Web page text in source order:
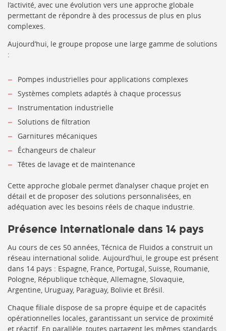
l’activité, avec une évolution vers une approche globale
permettant de répondre à des processus de plus en plus
complexes.
Aujourd’hui, le groupe propose une large gamme de solutions
:
Pompes industrielles pour applications complexes
Systèmes complets adaptés à chaque processus
Instrumentation industrielle
Solutions de filtration
Garnitures mécaniques
Échangeurs de chaleur
Têtes de lavage et de maintenance
Cette approche globale permet d’analyser chaque projet en
détail et de proposer des solutions personnalisées, en
adéquation avec les besoins réels de chaque industrie.
Présence internationale dans 14 pays
Au cours de ces 50 années, Técnica de Fluidos a construit un
réseau international solide. Aujourd’hui, le groupe est présent
dans 14 pays : Espagne, France, Portugal, Suisse, Roumanie,
Pologne, République tchèque, Allemagne, Slovaquie,
Argentine, Uruguay, Paraguay, Bolivie et Brésil.
Chaque filiale dispose de sa propre équipe et de capacités
opérationnelles locales, garantissant un service de proximité
et réactif. En parallèle, toutes partagent les mêmes standards